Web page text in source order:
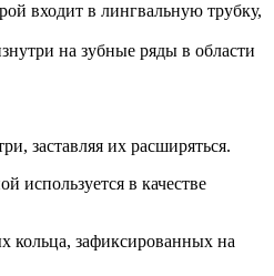
входит в лингвальную трубку,
на зубные ряды в области
заставляя их расширяться.
используется в качестве
кольца, зафиксированных на